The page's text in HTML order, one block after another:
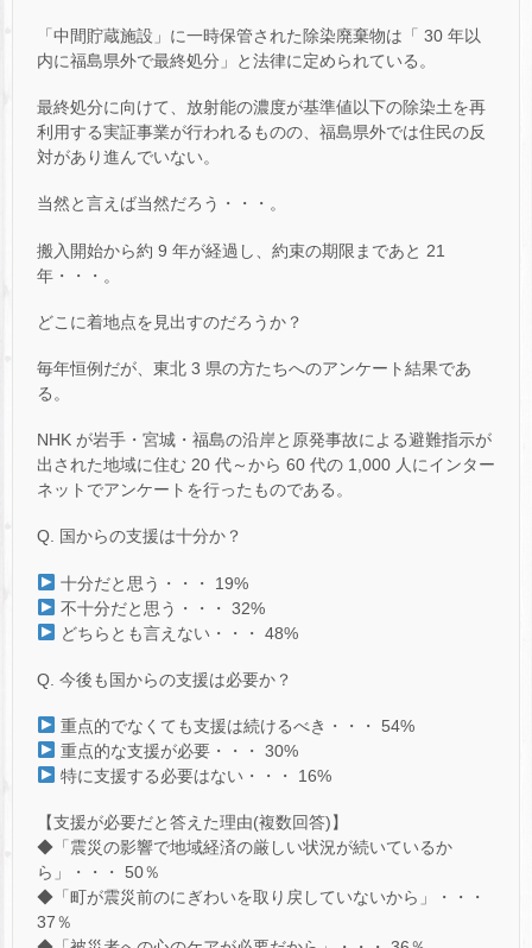
「中間貯蔵施設」に一時保管された除染廃棄物は「 30 年以
内に福島県外で最終処分」と法律に定められている。
最終処分に向けて、放射能の濃度が基準値以下の除染土を再
利用する実証事業が行われるものの、福島県外では住民の反
対があり進んでいない。
当然と言えば当然だろう・・・。
搬入開始から約 9 年が経過し、約束の期限まであと 21
年・・・。
どこに着地点を見出すのだろうか？
毎年恒例だが、東北 3 県の方たちへのアンケート結果であ
る。
NHK が岩手・宮城・福島の沿岸と原発事故による避難指示が
出された地域に住む 20 代～から 60 代の 1,000 人にインター
ネットでアンケートを行ったものである。
Q. 国からの支援は十分か？
十分だと思う・・・ 19%
不十分だと思う・・・ 32%
どちらとも言えない・・・ 48%
Q. 今後も国からの支援は必要か？
重点的でなくても支援は続けるべき・・・ 54%
重点的な支援が必要・・・ 30%
特に支援する必要はない・・・ 16%
【支援が必要だと答えた理由(複数回答)】
◆「震災の影響で地域経済の厳しい状況が続いているか
ら」・・・ 50％
◆「町が震災前のにぎわいを取り戻していないから」・・・
37％